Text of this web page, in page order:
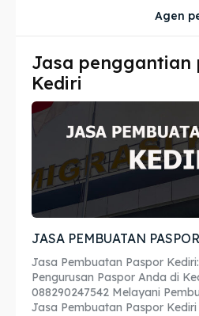
Imta
Legalisir
Apostille
Penerjemah
Asuransi
Imta
Legalisir
Apostille
Penerjemah
Asuransi
Agen
Jasa penggantian
Kediri
JASA PEMBUATAN
Jasa Pembuatan Paspor
Pengurusan Paspor Anda di
088290247542 Melayani
Jasa Pembuatan Paspor Kediri